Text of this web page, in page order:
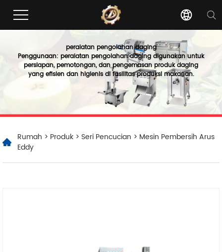
peralatan pengolahan daging
Penggunaan: peralatan pengolahan daging digunakan untuk
persiapan, pemotongan, dan pengemasan produk daging
yang efisien dan higienis di fasilitas produksi makanan.
Rumah > Produk > Seri Pencucian > Mesin Pembersih Arus
Eddy